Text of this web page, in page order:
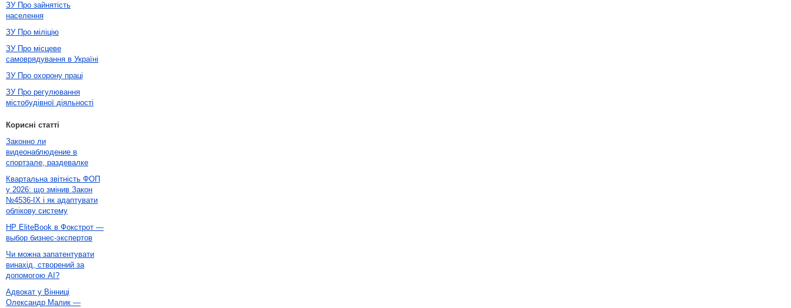
ЗУ Про зайнятість
населення
ЗУ Про міліцію
ЗУ Про місцеве
самоврядування в Україні
ЗУ Про охорону праці
ЗУ Про регулювання
містобудівної діяльності
Корисні статті
Законно ли
видеонаблюдение в
спортзале, раздевалке
Квартальна звітність ФОП
у 2026: що змінив Закон
№4536-IX і як адаптувати
облікову систему
HP EliteBook в Фокстрот —
выбор бизнес-экспертов
Чи можна запатентувати
винахід, створений за
допомогою AI?
Адвокат у Вінниці
Олександр Малик —